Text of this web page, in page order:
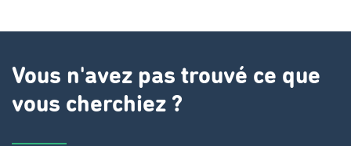
Vous n'avez pas trouvé ce que
vous cherchiez ?